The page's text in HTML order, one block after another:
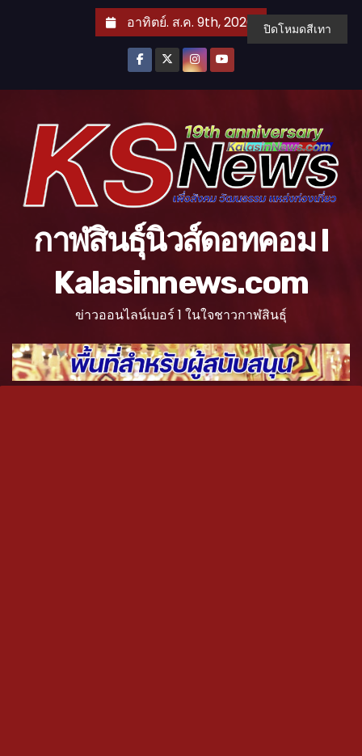
อาทิตย์. ส.ค. 9th, 2026
กาฬสินธุ์นิวส์ดอทคอม l
Kalasinnews.com
ข่าวออนไลน์เบอร์ 1 ในใจชาวกาฬสินธุ์
ปิดโหมดสีเทา